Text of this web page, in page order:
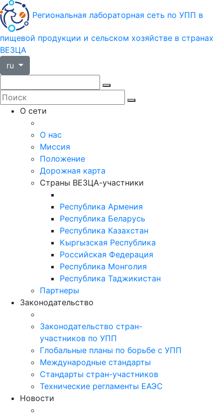
Региональная лабораторная сеть по УПП в
пищевой продукции и сельском хозяйстве в странах
ВЕЗЦА
ru
О сети
О нас
Миссия
Положение
Дорожная карта
Страны ВЕЗЦА-участники
Республика Армения
Республика Беларусь
Республика Казахстан
Кыргызская Республика
Российская Федерация
Республика Монголия
Республика Таджикистан
Партнеры
Законодательство
Законодательство стран-
участников по УПП
Глобальные планы по борьбе с УПП
Международные стандарты
Стандарты стран-участников
Технические регламенты ЕАЭС
Новости